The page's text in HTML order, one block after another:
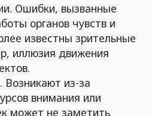
Ошибки, вызванные
органов чувств и
известны зрительные
иллюзия движения
из-за
внимания или
может не заметить